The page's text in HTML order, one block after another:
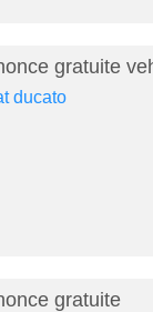
gratuite
ducato
gratuite